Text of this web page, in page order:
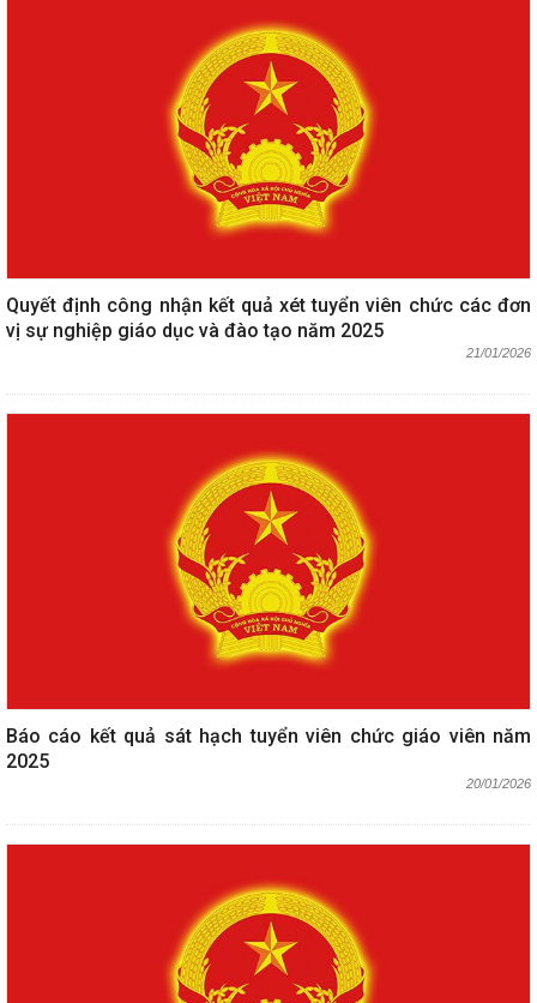
Quyết định công nhận kết quả xét tuyển viên chức các đơn
vị sự nghiệp giáo dục và đào tạo năm 2025
21/01/2026
Báo cáo kết quả sát hạch tuyển viên chức giáo viên năm
2025
20/01/2026